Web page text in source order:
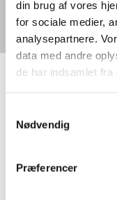
din brug af vores
for sociale medier,
analysepartnere.
data med andre
de har indsamlet fra
Nødvendig
Præferencer
HOS